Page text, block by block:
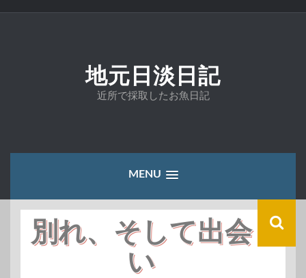
地元日淡日記
近所で採取したお魚日記
MENU
別れ、そして出会
い